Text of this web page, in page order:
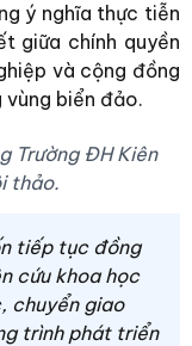
ý nghĩa thực tiễn
giữa chính quyền
và cộng đồng
biển đảo.
Trường ĐH Kiên
thảo.
tiếp tục đồng
cứu khoa học
chuyển giao
trình phát triển